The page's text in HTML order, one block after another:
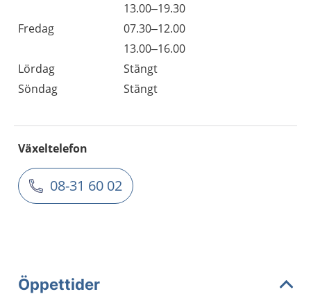
13.00–19.30
Fredag
07.30–12.00
13.00–16.00
Lördag
Stängt
Söndag
Stängt
Växeltelefon
08-31 60 02
Öppettider